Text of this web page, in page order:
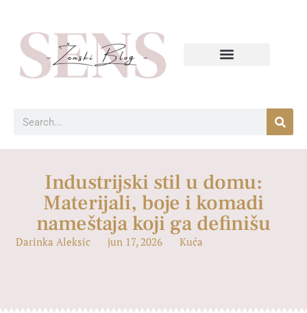
Industrijski stil u domu:
Materijali, boje i komadi
nameštaja koji ga definišu
Darinka Aleksic jun 17, 2026 Kuća